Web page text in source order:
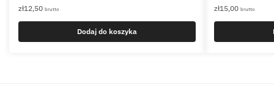
zł12,50 brutto
Dodaj do koszyka
zł15,00 brutto